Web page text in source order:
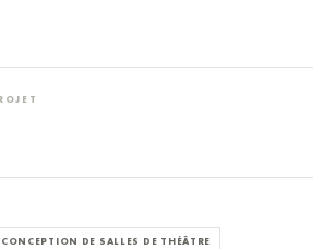
CONCEPTION DE SALLES DE THÉÂTRE